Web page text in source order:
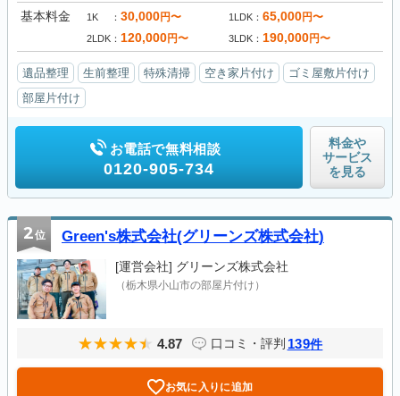
基本料金 1K 30,000円〜 1LDK 65,000円〜
2LDK 120,000円〜 3LDK 190,000円〜
遺品整理 生前整理 特殊清掃 空き家片付け
ゴミ屋敷片付け
部屋片付け
お電話で無料相談
0120-905-734
料金や
サービス
を見る
2位 Green's株式会社(グリーンズ株式会社)
[運営会社] グリーンズ株式会社
（栃木県小山市の部屋片付け）
4.87 口コミ・評判 139件
お気に入りに追加